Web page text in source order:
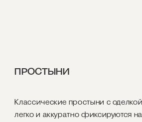
ПРОСТЫНИ
Классические простыни с
легко и аккуратно фиксируются